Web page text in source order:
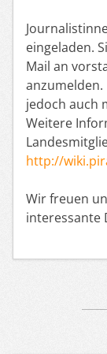
eingeladen.
Mail an
jedoch auch
Weitere
http://
Wir freuen
interessante